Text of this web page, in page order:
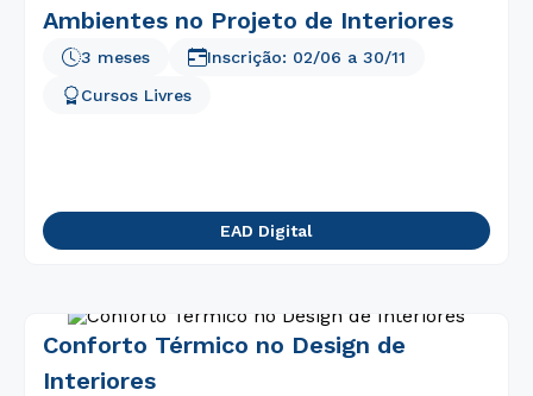
Ambientes no Projeto de Interiores
3 meses
Cursos Livres
Inscrição: 02/06 a 30/11
EAD Digital
Conforto Térmico no Design de
Interiores